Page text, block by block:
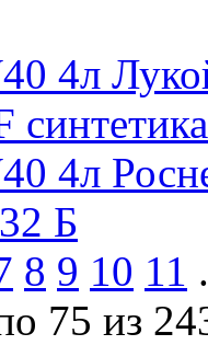
4л
4л
Б
8 9 10 11
75 из